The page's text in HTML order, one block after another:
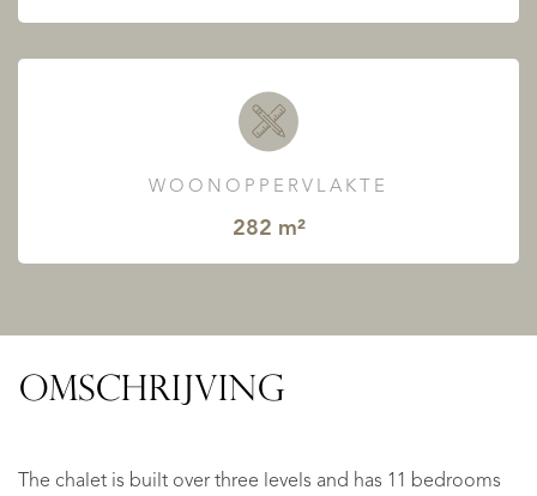
WOONOPPERVLAKTE
282 m²
OMSCHRIJVING
The chalet is built over three levels and has 11 bedrooms